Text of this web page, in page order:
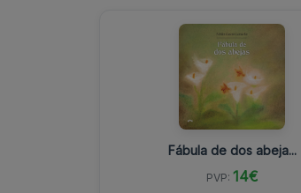
Fábula de dos abeja...
PVP: 14€